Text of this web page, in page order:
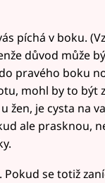
píchá v boku.
důvod může
pravého boku
mohl by to být
je cysta na
ale prasknou,
se totiž